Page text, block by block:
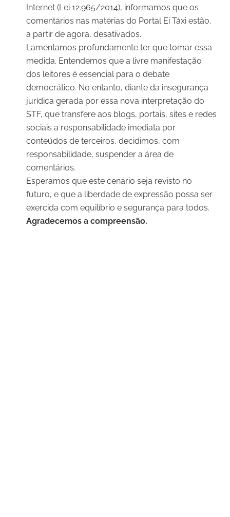
Internet (Lei 12.965/2014), informamos que os
comentários nas matérias do Portal Ei Táxi estão,
a partir de agora, desativados.
Lamentamos profundamente ter que tomar essa
medida. Entendemos que a livre manifestação
dos leitores é essencial para o debate
democrático. No entanto, diante da insegurança
jurídica gerada por essa nova interpretação do
STF, que transfere aos blogs, portais, sites e redes
sociais a responsabilidade imediata por
conteúdos de terceiros, decidimos, com
responsabilidade, suspender a área de
comentários.
Esperamos que este cenário seja revisto no
futuro, e que a liberdade de expressão possa ser
exercida com equilíbrio e segurança para todos.
Agradecemos a compreensão.